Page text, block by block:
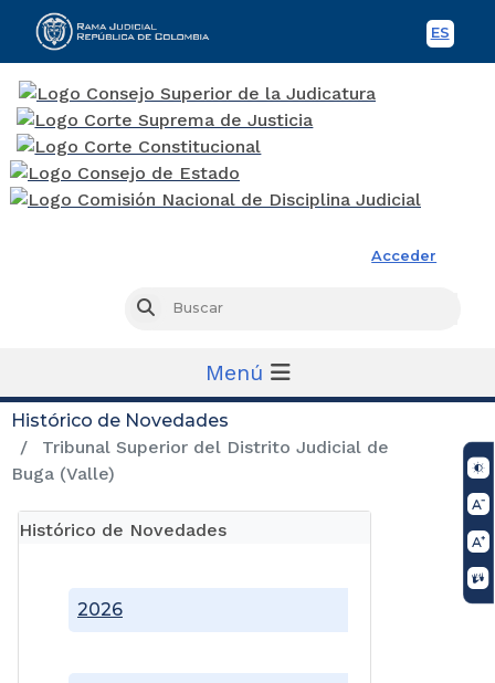
ES
Acceder
Buscar
Menú
Histórico de Novedades
Tribunal Superior del Distrito Judicial de
Buga (Valle)
Histórico de Novedades
2026